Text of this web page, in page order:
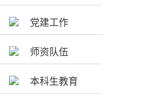
党建工作
师资队伍
本科生教育